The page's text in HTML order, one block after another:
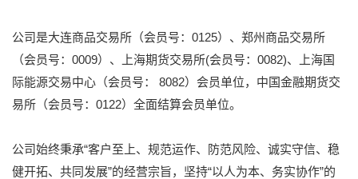
公司是大连商品交易所（会员号：0125）、郑州商品交易所
（会员号：0009）、上海期货交易所(会员号：0082)、上海国
际能源交易中心（会员号： 8082）会员单位，中国金融期货交
易所（会员号：0122）全面结算会员单位。
公司始终秉承“客户至上、规范运作、防范风险、诚实守信、稳
健开拓、共同发展”的经营宗旨，坚持“以人为本、务实协作”的